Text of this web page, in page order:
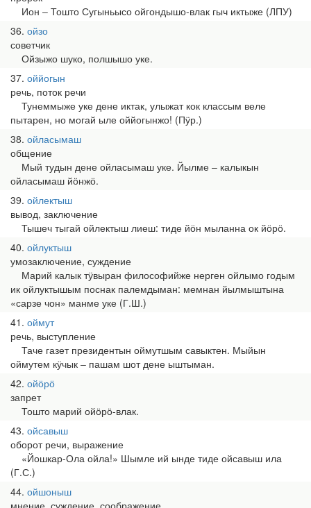
Ион ‒ Тошто Сугыньысо ойгондышо-влак гыч иктыже (ЛПУ)
36 ойзо
советчик
Ойзыжо шуко, полшышо уке.
37 оййогын
речь, поток речи
Тунеммыже уке дене иктак, улыжат кок классым веле
пытарен, но могай ыле оййогынжо! (Пӱр.)
38 ойласымаш
общение
Мый тудын дене ойласымаш уке. Йылме ‒ калыкын
ойласымаш йӧнжӧ.
39 ойлектыш
вывод, заключение
Тышеч тыгай ойлектыш лиеш: тиде йӧн мыланна ок йӧрӧ.
40 ойлуктыш
умозаключение, суждение
Марий калык тӱвыран философийже нерген ойлымо годым
ик ойлуктышым поснак палемдыман: мемнан йылмыштына
«сарзе чон» манме уке (Г.Ш.)
41 оймут
речь, выступление
Таче газет президентын оймутшым савыктен. Мыйын
оймутем кӱчык ‒ пашам шот дене ыштыман.
42 ойӧрӧ
запрет
Тошто марий ойӧрӧ-влак.
43 ойсавыш
оборот речи, выражение
«Йошкар-Ола ойла!» Шымле ий ынде тиде ойсавыш ила
(Г.С.)
44 ойшоныш
мнение, суждение, соображение